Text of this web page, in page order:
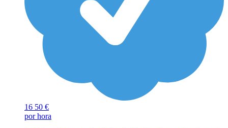
16 50 €
por hora